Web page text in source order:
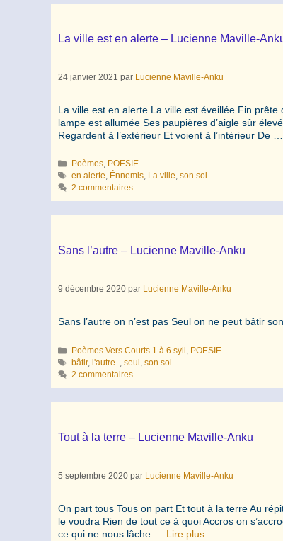
La ville est en alerte – Lucienne Maville-
24 janvier 2021 par Lucienne Maville-Anku
La ville est en alerte La ville est éveillée Fin
lampe est allumée Ses paupières d’aigle sûr
Regardent à l’extérieur Et voient à l’intérieur De …
Catégories
Poèmes, POESIE
Étiquettes
en alerte, Énnemis, La ville,son soi
2 commentaires
Sans l’autre – Lucienne Maville-Anku
9 décembre 2020 par Lucienne Maville-Anku
Sans l’autre on n’est pas Seul on ne peut bâtir
Catégories
Poèmes Vers Courts 1 à 6 syll , POESIE
Étiquettes
bâtir, l'autre .,seul ,son soi
2 commentaires
Tout à la terre – Lucienne Maville-Anku
5 septembre 2020 par Lucienne Maville-Anku
On part tous Tous on part Et tout à la terre Au
le voudra Rien de tout ce à quoi Accros on
ce qui ne nous lâche … Lire plus